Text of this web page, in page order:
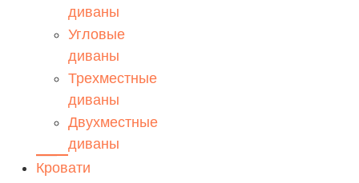
диваны
Угловые
диваны
Трехместные
диваны
Двухместные
диваны
Кровати